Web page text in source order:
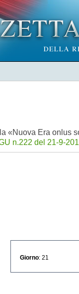
«Nuova Era onlus
n.222 del 21-9-
Giorno : 21